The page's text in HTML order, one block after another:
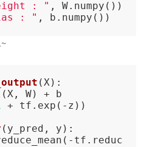
: "
: " , b.numpy())
(X):
+ tf.exp(-z))
( y_pred, y ):